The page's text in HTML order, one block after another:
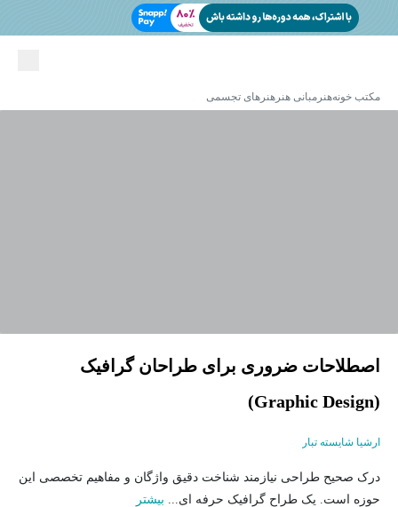
مکتب خونههنر مبانی هنر هنرهای تجسمی
اصطلاحات ضروری برای طراحان گرافیک
(Graphic Design)
ارشیا شایسته تبار
درک صحیح طراحی نیازمند شناخت دقیق واژگان و مفاهیم تخصصی این
حوزه است. یک طراح گرافیک حرفه ای... بیشتر